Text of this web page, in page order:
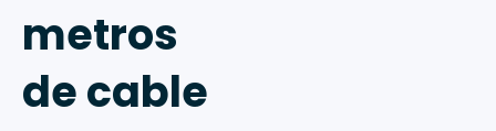
metros
de cable